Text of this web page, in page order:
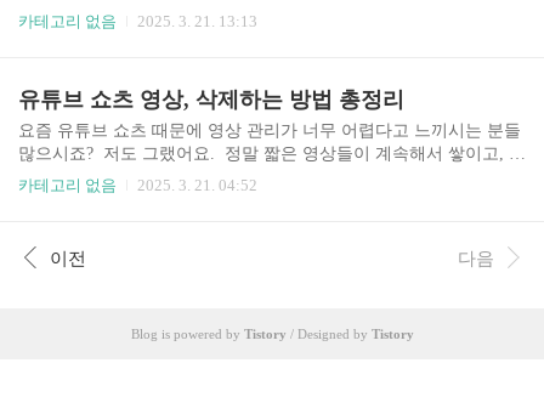
솜은 물세탁이 가능하지만, 세탁망 사용은 필수입니다. 솜 배게솜은
깃털 배게솜보다 더 섬세한 관리가 필요하답..
로, 설비보전기사에 대해 자세히 알아보는 시간을 갖도록 하겠습니
준비를 해야 할까요 설비보전기사가 되는 길은 여러가지가 있습니
다. 가장 일반적인 방법은 관련 학과를 졸업하고 관련 분야의 경력
을 쌓는 거예요. 기계공학, 자동차공학, 전기공학 등 다양한 학과 출
신들이 설비보전기사로 활동하고 있더라고요. 하지만 단순히 학력
만으로는 부족합니다. 실제로 현장에서 설비를 다루고, 문제 해..
카테고리 없음 2025. 3. 21. 13:13
유튜브 쇼츠 영상, 삭제하는 방법 총정리
요즘 유튜브 쇼츠 때문에 영상 관리가 너무 어렵다고 느끼시는 분들
많으시죠? 저도 그랬어요. 정말 짧은 영상들이 계속해서 쌓이고, 정
리하기도 힘들고, 무엇보다 제가 원하는 콘텐츠 방향과는 조금 다른
삭제하는 방법을 자세히 알려드릴게요. 쇼츠 삭제 방법은 생각보다
간단해요 유튜브 쇼츠를 삭제하는 건 생각보다 어렵지 않아요. 먼저
록이 나오는데, 여기서 쇼츠를 찾아 삭제하면 됩니다. 각 영상의 오
카테고리 없음 2025. 3. 21. 04:52
이전 다음
Blog is powered by Tistory / Designed by Tistory